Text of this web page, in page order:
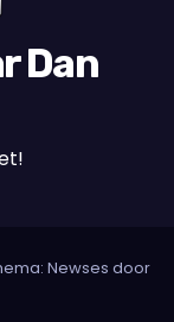
Dan
Newses door